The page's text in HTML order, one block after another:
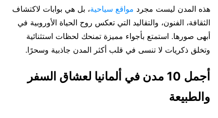
هذه المدن ليست مجرد مواقع سياحية، بل هي بوابات لاكتشاف
الثقافة، الفنون، والتقاليد التي تعكس روح الحياة الأوروبية في
أبهى صورها. استمتع بأجواء مميزة تمنحك لحظات استثنائية
وتخلق ذكريات لا تنسى في قلب أكثر المدن جاذبية وسحرًا.
أجمل 10 مدن في ألمانيا لعشاق السفر
والطبيعة